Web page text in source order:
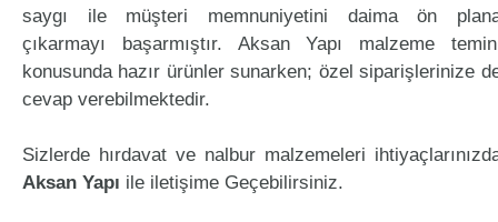
saygı ile müşteri memnuniyetini daima ön
çıkarmayı başarmıştır. Aksan Yapı malzeme
konusunda hazır ürünler sunarken; özel siparişlerinize
cevap verebilmektedir.
Sizlerde hırdavat ve nalbur malzemeleri
Aksan Yapı ile iletişime Geçebilirsiniz.